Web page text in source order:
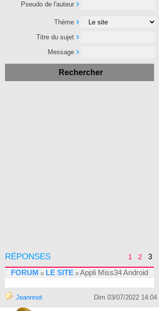
Pseudo de l'auteur
Thème
Titre du sujet
Message
RÉPONSES 1 2
3
FORUM
LE SITE Appli Miss34 Android
Jeannnot Dim 03/07/2022 14:04